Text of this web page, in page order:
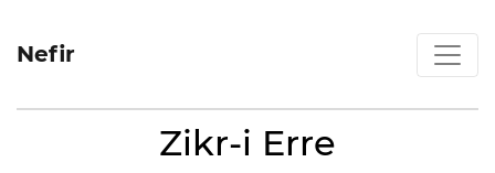
Nefir
Zikr-i Erre